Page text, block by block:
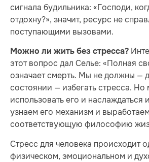
сигнала будильника: «Господи,
отдохну?», значит, ресурс не
поступающими вызовами.
Можно ли жить без стресса?
этот вопрос дал Селье: «Полная
означает смерть. Мы не должны —
состоянии — избегать стресса.
использовать его и наслаждаться
узнаем его механизм и выработаем
соответствующую философию
Стресс для человека происходит
физическом, эмоциональном и